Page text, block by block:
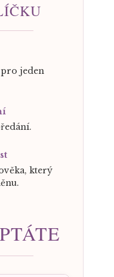
jeden
který